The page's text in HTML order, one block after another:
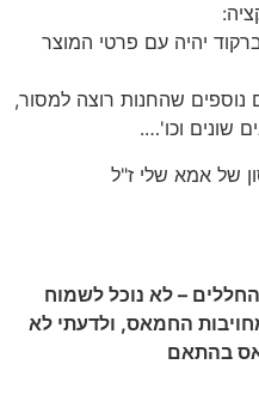
יהיה עם פרטי המוצר
שהחנות רוצה למסור,
שונים וכו'….
של אמא שלי ז"ל
– לא נוכל לשמוח
החמאס, ולדעתי לא
בהתאם